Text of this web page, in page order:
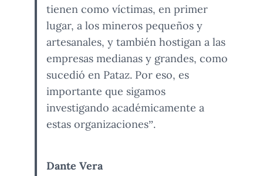
tienen como víctimas, en primer
lugar, a los mineros pequeños y
artesanales, y también hostigan a las
empresas medianas y grandes, como
sucedió en Pataz. Por eso, es
importante que sigamos
investigando académicamente a
estas organizaciones”.
Dante Vera